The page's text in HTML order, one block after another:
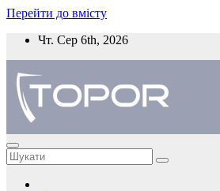
Перейти до вмісту
Чт. Сер 6th, 2026